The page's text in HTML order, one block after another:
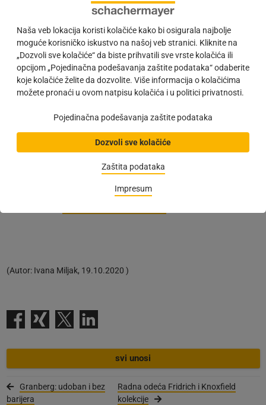
Naša veb lokacija koristi kolačiće kako bi osigurala najbolje
moguće korisničko iskustvo na našoj veb stranici. Kliknite na
„Dozvoli sve kolačiće“ da biste prihvatili sve vrste kolačića ili
opcijom „Pojedinačna podešavanja zaštite podataka“ odaberite
koje kolačiće želite da dozvolite. Više informacija o kolačićima
možete pronaći u ovom natpisu kolačića i u politici privatnosti.
Pojedinačna podešavanja zaštite podataka
Dozvoli sve kolačiće
Zaštita podataka
Impresum
dodatnom čišćenju i dezinfekciji, površina zadržava svoju
pokazali uspešnim u mnogim poljima, na primer kod zbrinjavanja
rana ili kod invazivnih medicinskih uređaja pa čak i odeće.
Široka primena
Odabrane serije kvaka različitih formi su dostupne sa
Zadovoljavaju zahteve standarda DIN EN 1906, Kategorija 3 i 4 kao i
objektima. Sve garniture za objekte takođe su dostupne u
protivpožarnoj i antipanik varijanti. Sada je moguća brza i laka
promena objekta kako bi zadovoljio sve nove higijenske standarde.
(Autor: Ivana Miljak, 19.10.2020 )
svi unosi
Granberg: udoban i bez
barijera
Radna odeća Fridrich i Knoxfield
kolekcije